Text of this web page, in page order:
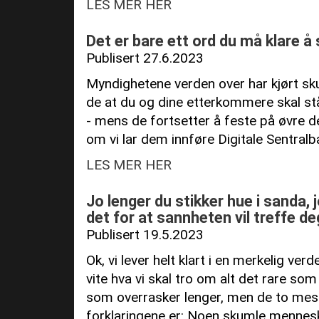
LES MER HER
Det er bare ett ord du må klare å
Publisert 27.6.2023
Myndighetene verden over har kjørt
de at du og dine etterkommere skal
- mens de fortsetter å feste på øvre
om vi lar dem innføre Digitale
LES MER HER
Jo lenger du stikker hue i sanda,
det for at sannheten vil treffe
Publisert 19.5.2023
Ok, vi lever helt klart i en merkelig
vite hva vi skal tro om alt det rare
som overrasker lenger, men de to